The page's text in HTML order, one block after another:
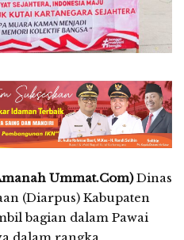
Ummat.Com)Dinas
(Diarpus) Kabupaten
bagian dalam Pawai